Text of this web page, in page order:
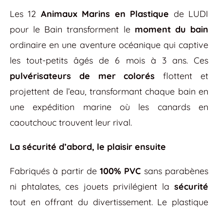
Les 12 Animaux Marins en Plastique de LUDI
pour le Bain transforment le moment du bain
ordinaire en une aventure océanique qui captive
les tout-petits âgés de 6 mois à 3 ans. Ces
pulvérisateurs de mer colorés flottent et
projettent de l’eau, transformant chaque bain en
une expédition marine où les canards en
caoutchouc trouvent leur rival.
La sécurité d’abord, le plaisir ensuite
Fabriqués à partir de100% PVC sans parabènes
ni phtalates, ces jouets privilégient la sécurité
tout en offrant du divertissement. Le plastique